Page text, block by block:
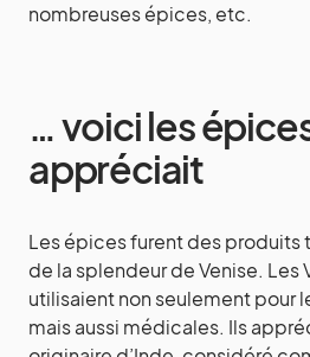
nombreuses épices, etc.
… voici les
appréciait
Les épices furent des produits
de la splendeur de Venise. Les
utilisaient non seulement pour
mais aussi médicales. Ils